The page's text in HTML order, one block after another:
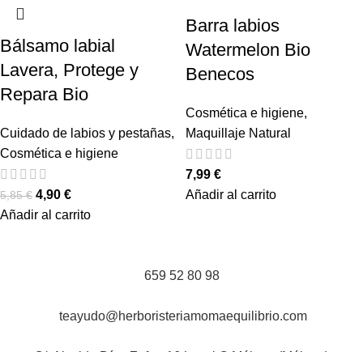
Bálsamo labial
Lavera, Protege y
Repara Bio
Cuidado de labios y pestañas,
Cosmética e higiene
5,85€ 4,90 €
Añadir al carrito
Barra labios
Watermelon Bio
Benecos
Cosmética e higiene,
Maquillaje Natural
7,99 €
Añadir al carrito
659 52 80 98
teayudo@herboristeriamomaequilibrio.com